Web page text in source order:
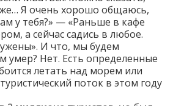
Я очень хорошо общаюсь,
у тебя?» — «Раньше в кафе
а сейчас садись в любое.
И что, мы будем
умер? Нет. Есть определенные
летать над морем или
поток в этом году